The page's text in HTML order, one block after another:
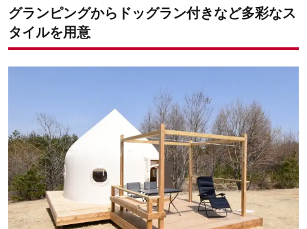
グランピングからドッグラン付きなど多彩なス
タイルを用意